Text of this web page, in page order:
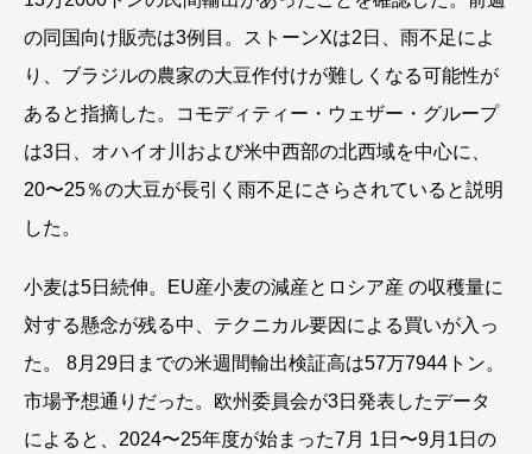
の同国向け販売は3例目。ストーンXは2日、雨不足によ
り、ブラジルの農家の大豆作付けが難しくなる可能性が
あると指摘した。コモディティー・ウェザー・グループ
は3日、オハイオ川および米中西部の北西域を中心に、
20〜25％の大豆が長引く雨不足にさらされていると説明
した。
小麦は5日続伸。EU産小麦の減産とロシア産 の収穫量に
対する懸念が残る中、テクニカル要因による買いが入っ
た。 8月29日までの米週間輸出検証高は57万7944トン。
市場予想通りだった。欧州委員会が3日発表したデータ
によると、2024〜25年度が始まった7月 1日〜9月1日の